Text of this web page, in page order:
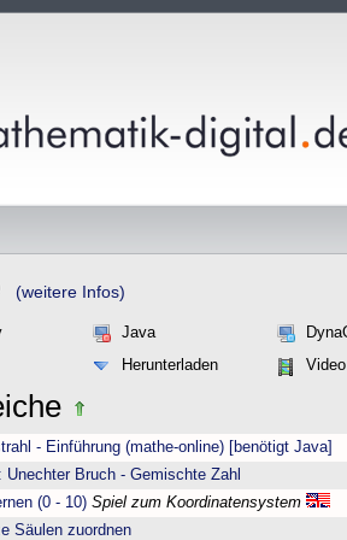
(weitere Infos)
Java
Herunterladen Video
- Einführung (mathe-online) [benötigt Java]
Unechter Bruch - Gemischte Zahl
(0 - 10) Spiel zum Koordinatensystem
Säulen zuordnen